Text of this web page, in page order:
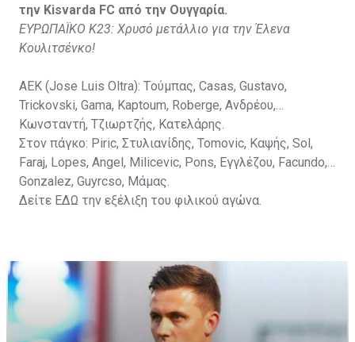
την Kisvarda FC από την Ουγγαρία.
ΕΥΡΩΠΑΪΚΟ Κ23: Χρυσό μετάλλιο για την Έλενα
Κουλιτσένκο!
ΑΕΚ (Jose Luis Oltra): Tούμπας, Casas, Gustavo,
Trickovski, Gama, Κaptoum, Roberge, Aνδρέου,
Κωνσταντή, Τζιωρτζής, Κατελάρης.
Στον πάγκο: Piric, Στυλιανίδης, Tomovic, Καψής, Sol,
Faraj, Lopes, Angel, Milicevic, Pons, Εγγλέζου, Facundo,
Gonzalez, Guyrcso, Μάμας.
Δείτε ΕΔΩ την εξέλιξη του φιλικού αγώνα.